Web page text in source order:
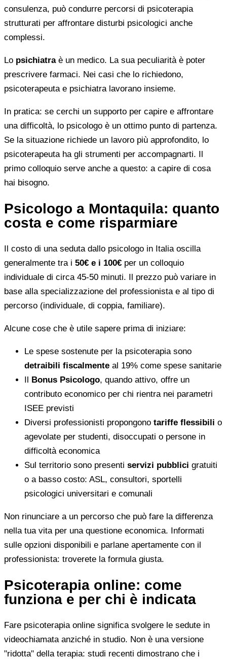
consulenza, può condurre percorsi di psicoterapia
strutturati per affrontare disturbi psicologici anche
complessi.
Lo psichiatraè un medico. La sua peculiarità è poter
prescrivere farmaci. Nei casi che lo richiedono,
psicoterapeuta e psichiatra lavorano insieme.
In pratica: se cerchi un supporto per capire e affrontare
una difficoltà, lo psicologo è un ottimo punto di partenza.
Se la situazione richiede un lavoro più approfondito, lo
psicoterapeuta ha gli strumenti per accompagnarti. Il
primo colloquio serve anche a questo: a capire di cosa
hai bisogno.
Psicologo a Montaquila: quanto
costa e come risparmiare
Il costo di una seduta dallo psicologo in Italia oscilla
generalmente tra i 50€ e i 100€ per un colloquio
individuale di circa 45-50 minuti. Il prezzo può variare in
base alla specializzazione del professionista e al tipo di
percorso (individuale, di coppia, familiare).
Alcune cose che è utile sapere prima di iniziare:
Le spese sostenute per la psicoterapia sono
detraibili fiscalmente al 19% come spese sanitarie
Il Bonus Psicologo, quando attivo, offre un
contributo economico per chi rientra nei parametri
ISEE previsti
Diversi professionisti propongono tariffe flessibili o
agevolate per studenti, disoccupati o persone in
difficoltà economica
Sul territorio sono presenti servizi pubblici gratuiti
o a basso costo: ASL, consultori, sportelli
psicologici universitari e comunali
Non rinunciare a un percorso che può fare la differenza
nella tua vita per una questione economica. Informati
sulle opzioni disponibili e parlane apertamente con il
professionista: troverete la formula giusta.
Psicoterapia online: come
funziona e per chi è indicata
Fare psicoterapia online significa svolgere le sedute in
videochiamata anziché in studio. Non è una versione
"ridotta" della terapia: studi recenti dimostrano che i